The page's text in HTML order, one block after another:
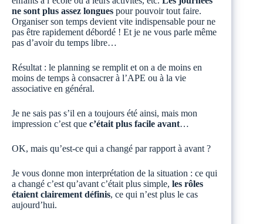
ne sont plus assez longues pour pouvoir tout faire.
Organiser son temps devient vite indispensable pour ne
pas être rapidement débordé ! Et je ne vous parle même
pas d’avoir du temps libre…
Résultat : le planning se remplit et on a de moins en
moins de temps à consacrer à l’APE ou à la vie
associative en général.
Je ne sais pas s’il en a toujours été ainsi, mais mon
impression c’est que c’était plus facile avant…
OK, mais qu’est-ce qui a changé par rapport à avant ?
Je vous donne mon interprétation de la situation : ce qui
a changé c’est qu’avant c’était plus simple, les rôles
étaient clairement définis, ce qui n’est plus le cas
aujourd’hui.